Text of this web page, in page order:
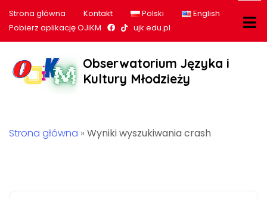
Strona główna Kontakt Polski
English
Pobierz aplikację OJiKM
Nasz profil na Facebook
Nasz profil na tiktok
ujk.edu.pl
Obserwatorium Języka i
Kultury Młodzieży
Strona główna » Wyniki wyszukiwania crash